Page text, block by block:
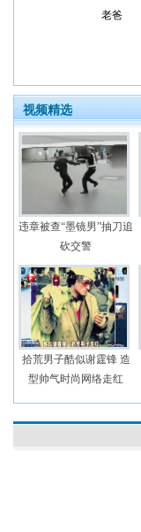
老爸
视频精选
违章被查“墨镜男”抽刀追
砍交警
拾荒男子酷似谢霆锋 造
型帅气时尚网络走红